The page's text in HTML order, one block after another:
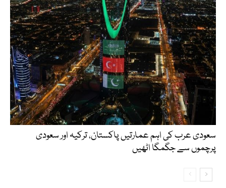
سعودی عرب کی اہم عمارتیں پاکستان، ترکیہ اور سعودی
پرچموں سے جگمگا اٹھیں